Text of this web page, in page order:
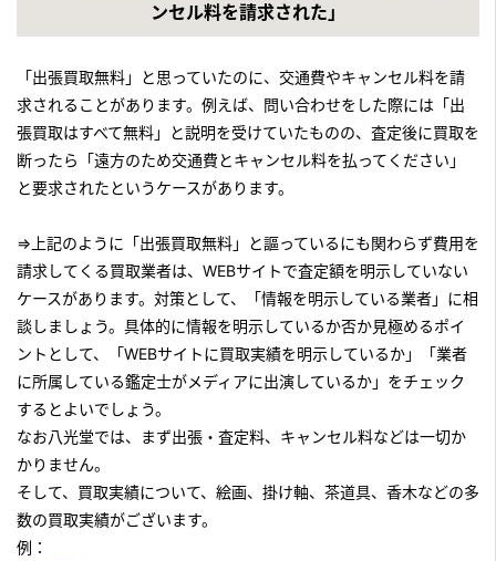
『継ぐ女神』のコーナー
フジテレビ「世界の何だコレ！？ ミステリー」
2019年1月16日放送
テレビ朝日「羽鳥慎一 モーニングショー」
『継ぐ女神』のコーナー
2018年12月12日放送
テレビ朝日「羽鳥慎一 モーニングショー」
『継ぐ女神』のコーナー
2018年12月10日放送
テレビ東京「あなたの家にもお宝が！突撃！しあわせ買取隊」
2018年12月6日放送
テレビ東京「あなたの家にもお宝が！突撃！しあわせ買取隊」
2018年11月29日放送
テレビ東京「あなたの家にもお宝が！突撃！しあわせ買取隊」
『全国道の駅 ふれあい買取旅』コーナー
ンセル料を請求された」
「出張買取無料」と思っていたのに、交通費やキャンセル料を請
求されることがあります。例えば、問い合わせをした際には「出
張買取はすべて無料」と説明を受けていたものの、査定後に買取を
断ったら「遠方のため交通費とキャンセル料を払ってください」
と要求されたというケースがあります。
⇒上記のように「出張買取無料」と謳っているにも関わらず費用を
請求してくる買取業者は、WEBサイトで査定額を明示していない
ケースがあります。対策として、「情報を明示している業者」に相
談しましょう。具体的に情報を明示しているか否か見極めるポイ
ントとして、「WEBサイトに買取実績を明示しているか」「業者
に所属している鑑定士がメディアに出演しているか」をチェック
するとよいでしょう。
なお八光堂では、まず出張・査定料、キャンセル料などは一切か
かりません。
そして、買取実績について、絵画、掛け軸、茶道具、香木などの多
数の買取実績がございます。
例：